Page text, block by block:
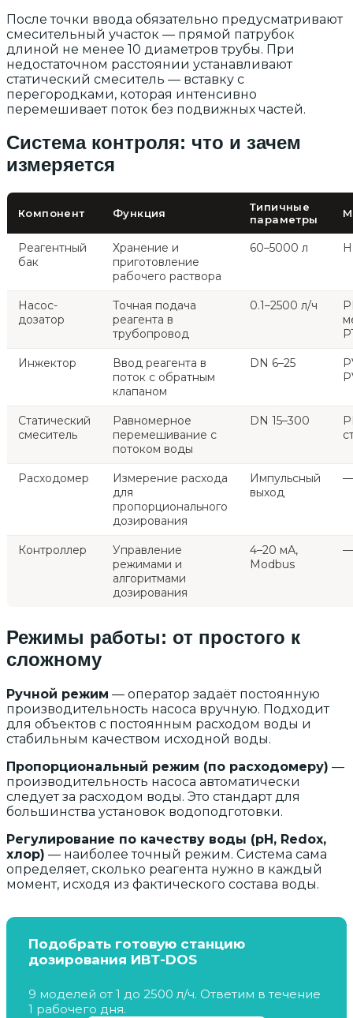
После точки ввода обязательно предусматривают
смесительный участок — прямой патрубок
длиной не менее 10 диаметров трубы. При
недостаточном расстоянии устанавливают
статический смеситель — вставку с
перегородками, которая интенсивно
перемешивает поток без подвижных частей.
Система контроля: что и зачем
измеряется
Компонент Функция
Типичные
параметры
Реагентный
бак
Хранение и
приготовление
рабочего раствора
60–5000 л
Насос-
дозатор
Точная подача
реагента в
трубопровод
0.1–2500 л/ч
Инжектор
Ввод реагента в
поток с обратным
клапаном
DN 6–25
Статический
смеситель
Равномерное
перемешивание с
потоком воды
DN 15–300
Расходомер
Измерение расхода
для
пропорционального
дозирования
Импульсный
выход
—
Контроллер
Управление
режимами и
алгоритмами
дозирования
4–20 мА,
Modbus
—
Режимы работы: от простого к
сложному
Ручной режим — оператор задаёт постоянную
производительность насоса вручную. Подходит
для объектов с постоянным расходом воды и
стабильным качеством исходной воды.
Пропорциональный режим (по расходомеру) —
производительность насоса автоматически
следует за расходом воды. Это стандарт для
большинства установок водоподготовки.
Регулирование по качеству воды (pH, Redox,
хлор) — наиболее точный режим. Система сама
определяет, сколько реагента нужно в каждый
момент, исходя из фактического состава воды.
Подобрать готовую станцию
дозирования ИВТ-DOS
9 моделей от 1 до 2500 л/ч. Ответим в течение
1 рабочего дня.